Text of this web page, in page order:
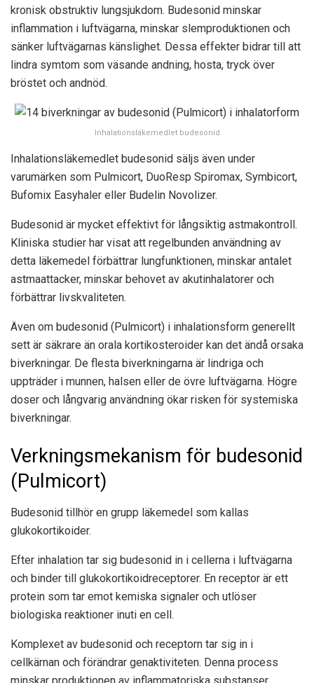
kronisk obstruktiv lungsjukdom. Budesonid minskar
inflammation i luftvägarna, minskar slemproduktionen och
sänker luftvägarnas känslighet. Dessa effekter bidrar till att
lindra symtom som väsande andning, hosta, tryck över
bröstet och andnöd.
Inhalationsläkemedlet budesonid
Inhalationsläkemedlet budesonid säljs även under
varumärken som Pulmicort, DuoResp Spiromax, Symbicort,
Bufomix Easyhaler eller Budelin Novolizer.
Budesonid är mycket effektivt för långsiktig astmakontroll.
Kliniska studier har visat att regelbunden användning av
detta läkemedel förbättrar lungfunktionen, minskar antalet
astmaattacker, minskar behovet av akutinhalatorer och
förbättrar livskvaliteten.
Även om budesonid (Pulmicort) i inhalationsform generellt
sett är säkrare än orala kortikosteroider kan det ändå orsaka
biverkningar. De flesta biverkningarna är lindriga och
uppträder i munnen, halsen eller de övre luftvägarna. Högre
doser och långvarig användning ökar risken för systemiska
biverkningar.
Verkningsmekanism för budesonid
(Pulmicort)
Budesonid tillhör en grupp läkemedel som kallas
glukokortikoider.
Efter inhalation tar sig budesonid in i cellerna i luftvägarna
och binder till glukokortikoidreceptorer. En receptor är ett
protein som tar emot kemiska signaler och utlöser
biologiska reaktioner inuti en cell.
Komplexet av budesonid och receptorn tar sig in i
cellkärnan och förändrar genaktiviteten. Denna process
minskar produktionen av inflammatoriska substanser